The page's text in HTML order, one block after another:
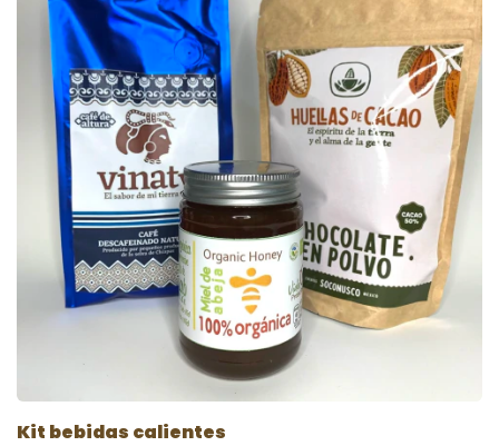
Kit bebidas calientes